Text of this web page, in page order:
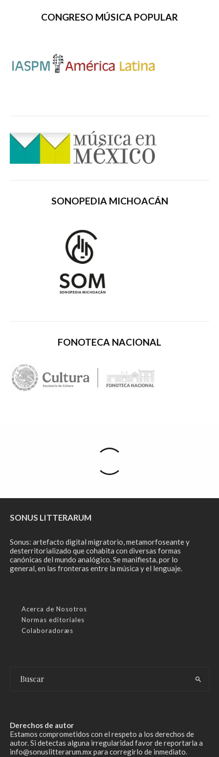
CONGRESO MÚSICA POPULAR
SONOPEDIA MICHOACÁN
FONOTECA NACIONAL
SONUS LITTERARUM
Sonus: artefacto digital migratorio, metamorfoseante y
desterritorializado que cohabita con diversas formas
canónicas del mundo analógico. Se manifiesta, por lo
general, en las fronteras entre la música y el lenguaje.
Acerca de Nosotros
Normas editoriales
Colaboradoræs
Derechos de autor
Estamos comprometidos con el respeto a los derechos de
autor. Si detectas alguna irregularidad favor de reportarla a
info@sonuslitterarum.mx para corregirlo de inmediato.